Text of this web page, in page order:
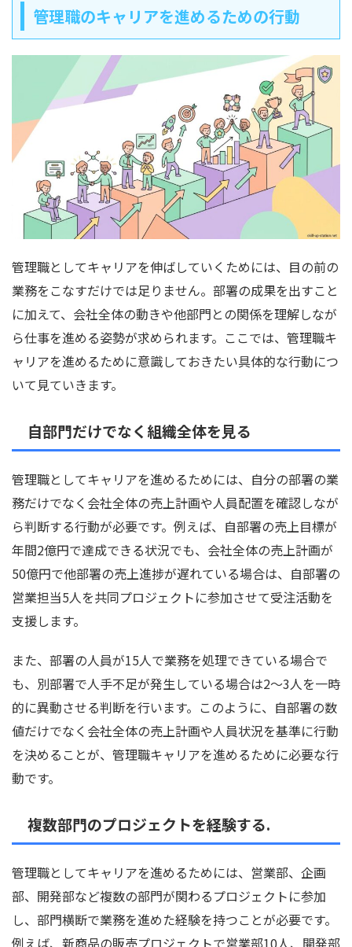
管理職のキャリアを進めるための行動
管理職としてキャリアを伸ばしていくためには、目の前の
業務をこなすだけでは足りません。部署の成果を出すこと
に加えて、会社全体の動きや他部門との関係を理解しなが
ら仕事を進める姿勢が求められます。ここでは、管理職キ
ャリアを進めるために意識しておきたい具体的な行動につ
いて見ていきます。
自部門だけでなく組織全体を見る
管理職としてキャリアを進めるためには、自分の部署の業
務だけでなく会社全体の売上計画や人員配置を確認しなが
ら判断する行動が必要です。例えば、自部署の売上目標が
年間2億円で達成できる状況でも、会社全体の売上計画が
50億円で他部署の売上進捗が遅れている場合は、自部署の
営業担当5人を共同プロジェクトに参加させて受注活動を
支援します。
また、部署の人員が15人で業務を処理できている場合で
も、別部署で人手不足が発生している場合は2〜3人を一時
的に異動させる判断を行います。このように、自部署の数
値だけでなく会社全体の売上計画や人員状況を基準に行動
を決めることが、管理職キャリアを進めるために必要な行
動です。
複数部門のプロジェクトを経験する.
管理職としてキャリアを進めるためには、営業部、企画
部、開発部など複数の部門が関わるプロジェクトに参加
し、部門横断で業務を進めた経験を持つことが必要です。
例えば、新商品の販売プロジェクトで営業部10人、開発部